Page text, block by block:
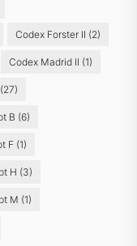
Codex Forster II (2)
Codex Madrid II (1)
(27)
B (6)
F (1)
H (3)
M (1)